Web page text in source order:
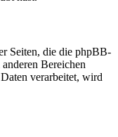
Seiten, die die phpBB-
Bereichen
verarbeitet, wird